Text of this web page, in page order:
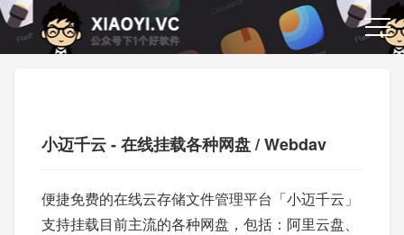
小迈千云 - 在线挂载各种网盘 / Webdav
便捷免费的在线云存储文件管理平台「小迈千云」
支持挂载目前主流的各种网盘，包括：阿里云盘、